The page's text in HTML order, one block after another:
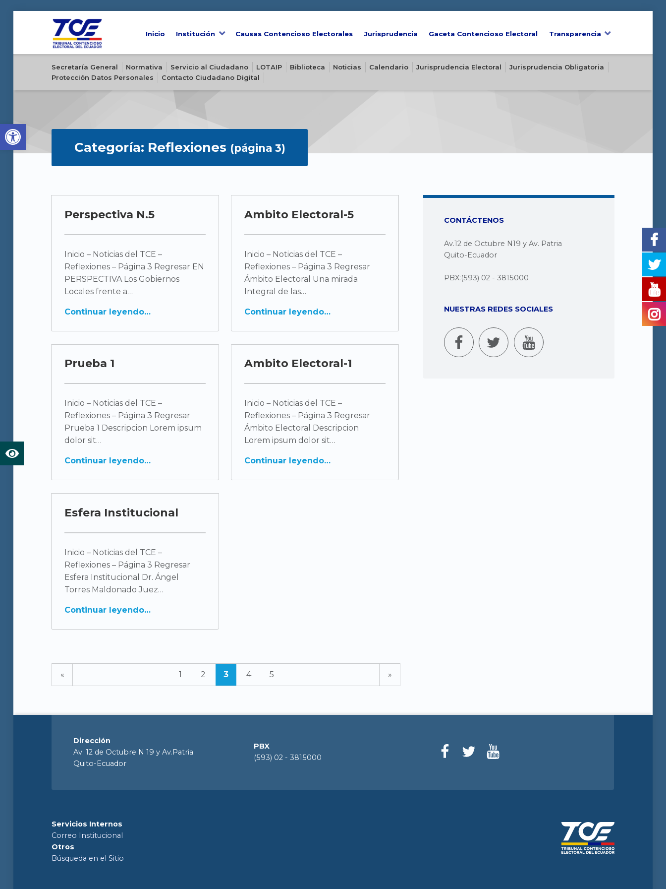
Open toolbar
Inicio Institución Causas Contencioso Electorales Jurisprudencia Gaceta Contencioso Electoral Transparencia
Secretaría General Normativa Servicio al Ciudadano LOTAIP Biblioteca Noticias Calendario Jurisprudencia Electoral
Jurisprudencia Obligatoria
Protección Datos Personales
Contacto Ciudadano Digital
Categoría: Reflexiones (página 3)
C
a
g
o
r
a
R
e
f
o
e
s
(
g
i
n
a
Perspectiva N.5
Inicio – Noticias del TCE –
Reflexiones – Página 3 Regresar EN
PERSPECTIVA Los Gobiernos
Locales frente a
Continuar leyendo
Ambito Electoral-5
Inicio – Noticias del TCE –
Reflexiones – Página 3 Regresar
Ámbito Electoral Una mirada
Integral de las
Continuar leyendo
Prueba 1
Inicio – Noticias del TCE –
Reflexiones – Página 3 Regresar
Prueba 1 Descripcion Lorem ipsum
dolor sit
Continuar leyendo
Ambito Electoral-1
Inicio – Noticias del TCE –
Reflexiones – Página 3 Regresar
Ámbito Electoral Descripcion
Lorem ipsum dolor sit
Continuar leyendo
Esfera Institucional
Inicio – Noticias del TCE –
Reflexiones – Página 3 Regresar
Esfera Institucional Dr. Ángel
Torres Maldonado Juez
Continuar leyendo
« 1 2 3 4 5 »
CONTÁCTENOS
Av.12 de Octubre N19 y Av. Patria
Quito-Ecuador
PBX:(593) 02 - 3815000
NUESTRAS REDES SOCIALES
Dirección
Av. 12 de Octubre N 19 y Av.Patria
Quito-Ecuador
PBX
(593) 02 - 3815000
Servicios Internos
Correo Institucional
Otros
Búsqueda en el Sitio